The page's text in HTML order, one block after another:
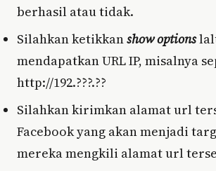
berhasil atau tidak.
Silahkan ketikkanshow options
mendapatkan URL IP, misalnya
http://192.???.??
Silahkan kirimkan alamat url
Facebook yang akan menjadi
mereka mengkili alamat url